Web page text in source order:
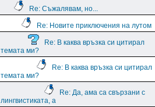
Re: Съжалявам, но...
Re: Новите приключения на лутом
Re: В каква връзка си цитирал
темата ми?
Re: В каква връзка си цитирал
темата ми?
Re: Да, ама са свързани с
лингвистиката, а